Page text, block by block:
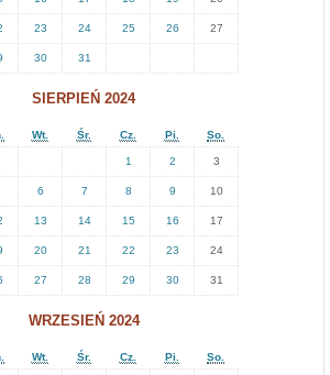
23 24 25 26 27
30 31
SIERPIEŃ 2024
Wt. Śr. Cz. Pi. So.
1 2 3
6 7 8 9 10
13 14 15 16 17
20 21 22 23 24
27 28 29 30 31
WRZESIEŃ 2024
Wt. Śr. Cz. Pi. So.